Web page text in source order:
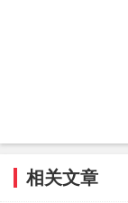
相关文章